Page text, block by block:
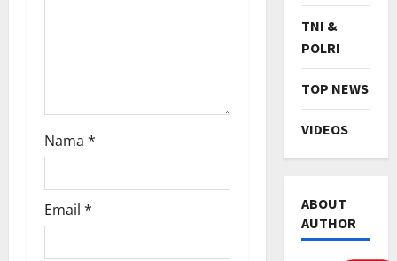
Nama *
Email *
TNI &
POLRI
TOP NEWS
VIDEOS
ABOUT
AUTHOR